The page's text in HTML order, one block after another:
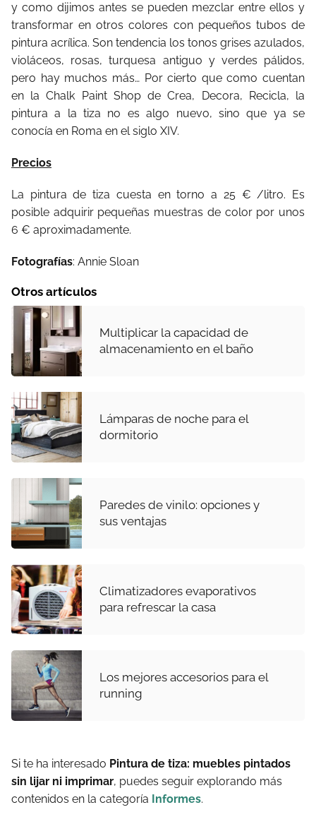
y como dijimos antes se pueden mezclar entre ellos y
transformar en otros colores con pequeños tubos de
pintura acrílica. Son tendencia los tonos grises azulados,
violáceos, rosas, turquesa antiguo y verdes pálidos,
pero hay muchos más… Por cierto que como cuentan
en la Chalk Paint Shop de Crea, Decora, Recicla, la
pintura a la tiza no es algo nuevo, sino que ya se
conocía en Roma en el siglo XIV.
Precios
La pintura de tiza cuesta en torno a 25 € /litro. Es
posible adquirir pequeñas muestras de color por unos
6 € aproximadamente.
Fotografías: Annie Sloan
Otros artículos
Multiplicar la capacidad de
almacenamiento en el baño
Lámparas de noche para el
dormitorio
Paredes de vinilo: opciones y
sus ventajas
Climatizadores evaporativos
para refrescar la casa
Los mejores accesorios para el
running
Si te ha interesado Pintura de tiza: muebles pintados
sin lijar ni imprimar, puedes seguir explorando más
contenidos en la categoría Informes.